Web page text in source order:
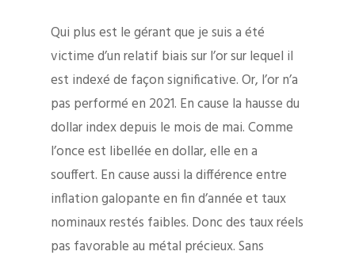
Qui plus est le gérant que je suis a été
victime d’un relatif biais sur l’or sur lequel il
est indexé de façon significative. Or, l’or n’a
pas performé en 2021. En cause la hausse du
dollar index depuis le mois de mai. Comme
l’once est libellée en dollar, elle en a
souffert. En cause aussi la différence entre
inflation galopante en fin d’année et taux
nominaux restés faibles. Donc des taux réels
pas favorable au métal précieux. Sans